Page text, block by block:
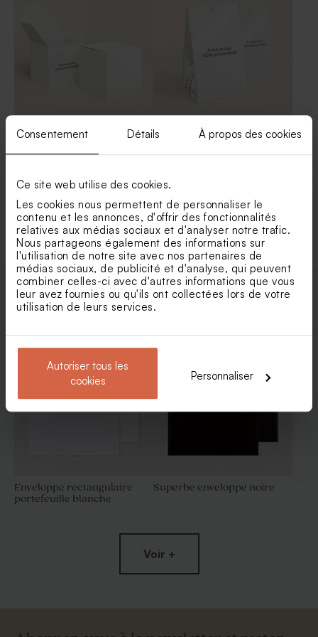
Consentement Détails À propos des cookies
Ce site web utilise des cookies.
Les cookies nous permettent de personnaliser le
contenu et les annonces, d'offrir des fonctionnalités
relatives aux médias sociaux et d'analyser notre trafic.
Nous partageons également des informations sur
l'utilisation de notre site avec nos partenaires de
médias sociaux, de publicité et d'analyse, qui peuvent
combiner celles-ci avec d'autres informations que vous
leur avez fournies ou qu'ils ont collectées lors de votre
utilisation de leurs services.
Autoriser tous les
cookies
Personnaliser
Contenant dragées cube
brillant
Contenant dragées 100 %
brillant
Etiquette 3 x 5 cm 100%
personnalisable papier mat
Contenant dragées original
blanc brillant
brillant
Voir +
Enveloppes
Enveloppe rectangulaire
portefeuille blanche
Superbe enveloppe noire
Voir +